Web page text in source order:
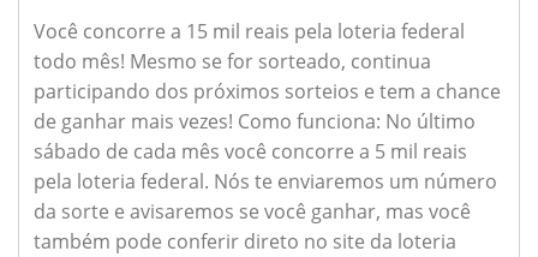
Você concorre a 15 mil reais pela loteria federal
todo mês! Mesmo se for sorteado, continua
participando dos próximos sorteios e tem a chance
de ganhar mais vezes! Como funciona: No último
sábado de cada mês você concorre a 5 mil reais
pela loteria federal. Nós te enviaremos um número
da sorte e avisaremos se você ganhar, mas você
também pode conferir direto no site da loteria